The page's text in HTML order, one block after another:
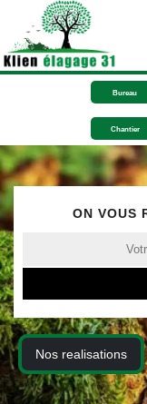
Bureau
Chantier
ON VOUS
Nos realisations